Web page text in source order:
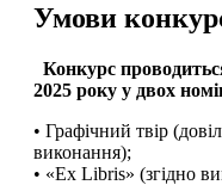
Умови
Конкурс
2025 року у двох
• Графічний твір
виконання);
• «Ех Libris» (згідно